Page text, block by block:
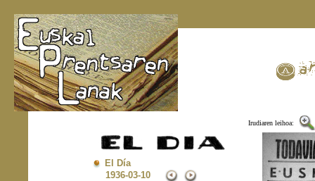
Irudiaren leihoa:
El Día
1936-03-10